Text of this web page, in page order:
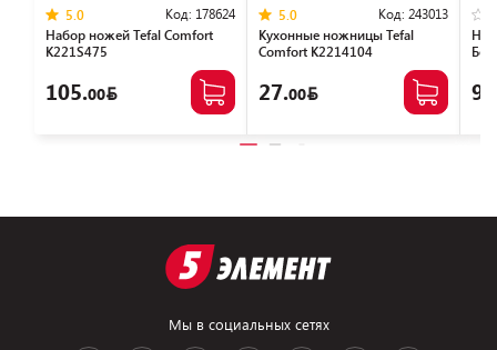
5.0 Код: 178624
Набор ножей Tefal Сomfort
K221S475
105.00
5.0 Код: 243013
Кухонные ножницы Tefal
Comfort K2214104
27.00
Мы в социальных сетях